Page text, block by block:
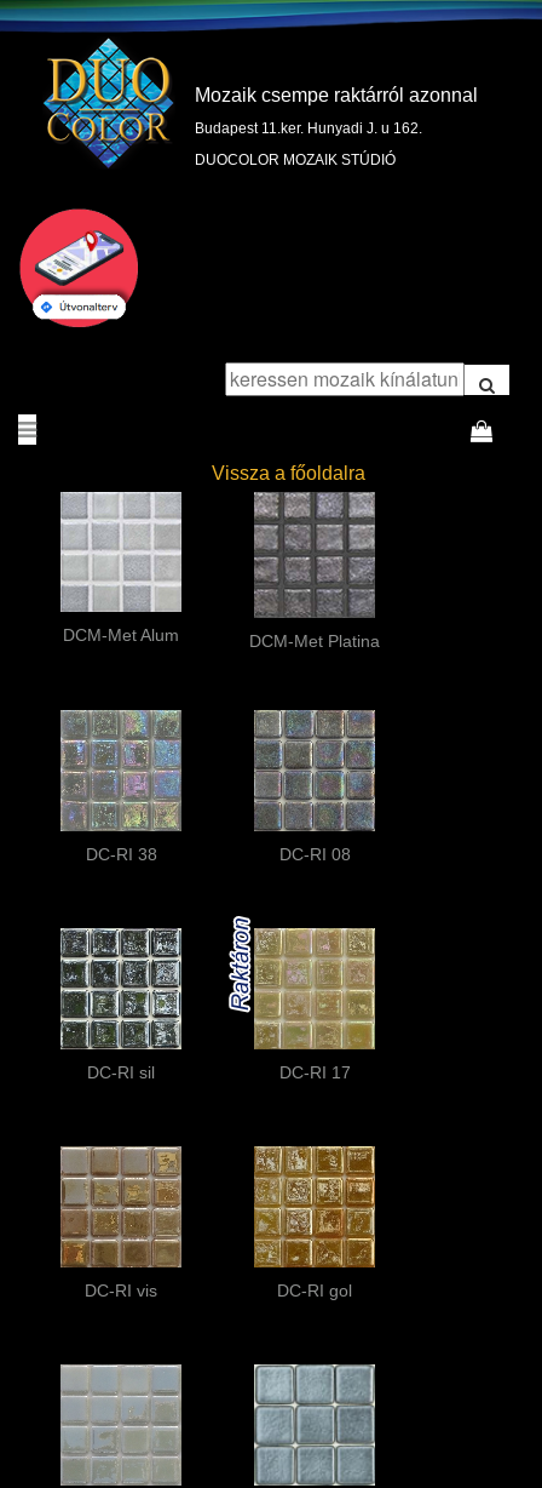
Mozaik csempe raktárról azonnal
Budapest 11.ker. Hunyadi J. u 162.
DUOCOLOR MOZAIK STÚDIÓ
Vissza a főoldalra
DCM-Met Alum DCM-Met Platina
DC-RI 38 DC-RI 08
DC-RI sil DC-RI 17
DC-RI vis DC-RI gol